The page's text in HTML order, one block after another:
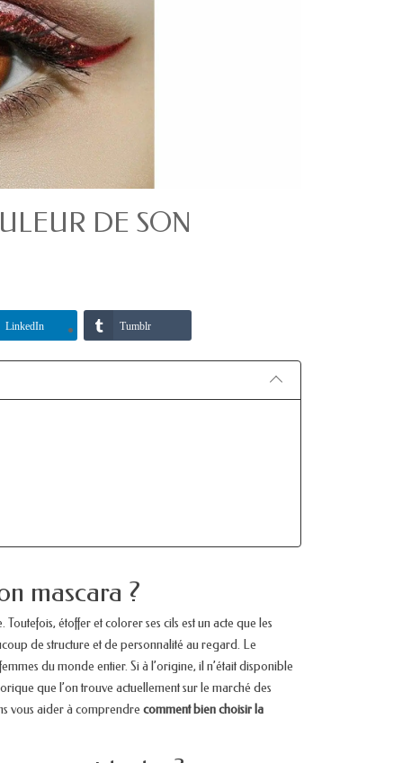
DE SON
LinkedIn Tumblr
mascara ?
étoffer et colorer ses cils est un acte que les
de structure et de personnalité au regard. Le
du monde entier. Si à l’origine, il n’était disponible
que l’on trouve actuellement sur le marché des
vous aider à comprendre comment bien choisir la